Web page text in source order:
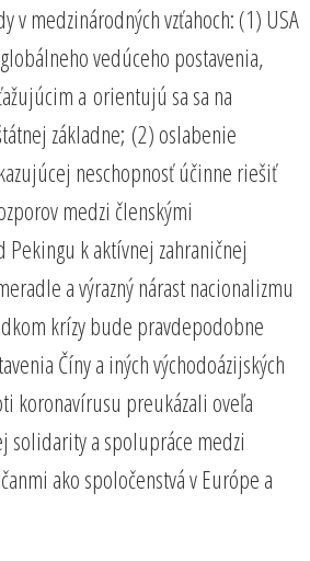
v medzinárodných vzťahoch: (1) USA
vedúceho postavenia,
a orientujú sa sa na
základne; (2) oslabenie
neschopnosť účinne riešiť
medzi členskými
k aktívnej zahraničnej
a výrazný nárast nacionalizmu
krízy bude pravdepodobne
Číny a iných východoázijských
koronavírusu preukázali oveľa
solidarity a spolupráce medzi
ako spoločenstvá v Európe a